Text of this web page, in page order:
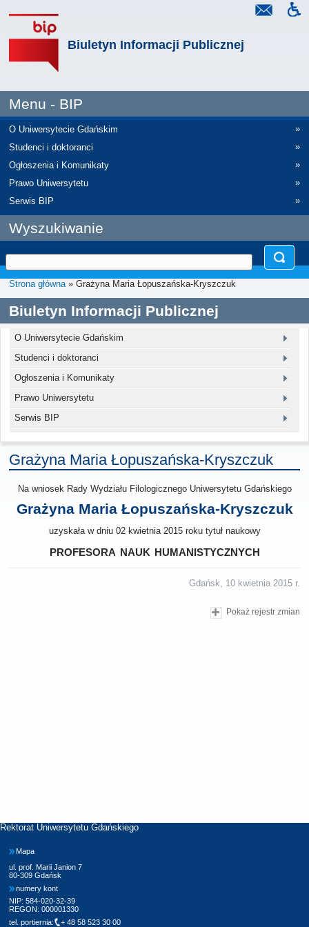
Biuletyn Informacji Publicznej
Menu - BIP
O Uniwersytecie Gdańskim
»
Studenci i doktoranci
»
Ogłoszenia i Komunikaty
»
Prawo Uniwersytetu
»
Serwis BIP
»
Wyszukiwanie
Strona główna» Grażyna Maria Łopuszańska-Kryszczuk
Biuletyn Informacji Publicznej
O Uniwersytecie Gdańskim
Studenci i doktoranci
Ogłoszenia i Komunikaty
Prawo Uniwersytetu
Serwis BIP
Grażyna Maria Łopuszańska-Kryszczuk
Na wniosek Rady Wydziału Filologicznego Uniwersytetu Gdańskiego
Grażyna Maria Łopuszańska-Kryszczuk
uzyskała w dniu 02 kwietnia 2015 roku tytuł naukowy
profesora nauk humanistycznych
Gdańsk, 10 kwietnia 2015 r.
Pokaż rejestr zmian
Rektorat Uniwersytetu Gdańskiego
Mapa
ul. prof. Marii Janion 7
80-309 Gdańsk
numery kont
NIP: 584-020-32-39
REGON: 000001330
tel. portiernia:
+ 48 58 523 30 00